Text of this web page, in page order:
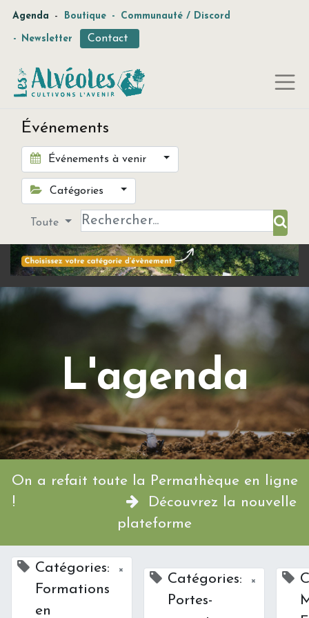
Agenda - Boutique - Communauté / Discord
- Newsletter Contact
Événements
Événements à venir
Catégories
Toute
L'agenda
On a refait toute la Permathèque en ligne
!
Découvrez la nouvelle
plateforme
Catégories:
Formations
en
×
Catégories:
Portes-
×